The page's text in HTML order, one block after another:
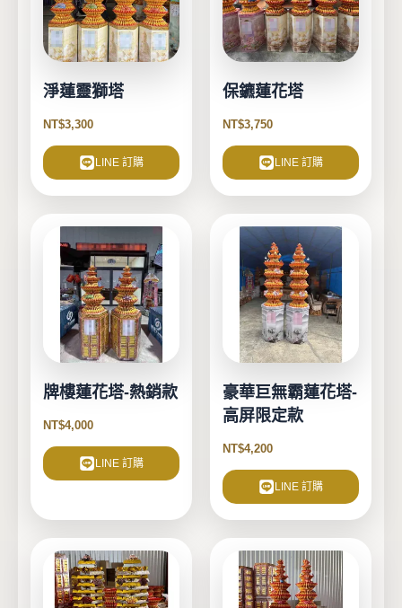
淨蓮靈獅塔
NT$3,300
LINE 訂購
保鑣蓮花塔
NT$3,750
LINE 訂購
牌樓蓮花塔-熱銷款
NT$4,000
LINE 訂購
豪華巨無霸蓮花塔-
高屏限定款
NT$4,200
LINE 訂購